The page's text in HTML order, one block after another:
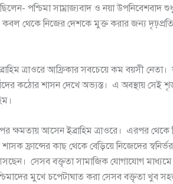
পশ্চিমা সাম্রাজ্যবাদ ও নয়া উপনিবেশবাদ
থেকে নিজের দেশকে মুক্ত করার জন্য
ত্রাওরে আফ্রিকার সবচেয়ে কম বয়সী
কঠোর শাসন দেখে অভ্যস্ত। এ অবস্থায় সেই
ক্ষমতায় আসেন ইব্রাহিম ত্রাওরে। এরপর থেকে
ফ্রান্সের কাছ থেকে বেড়িয়ে নিজেদের
সেসব বক্তৃতা সামাজিক যোগাযোগ
মুখে চপেটাঘাত করা সেসব বক্তৃতা খুব